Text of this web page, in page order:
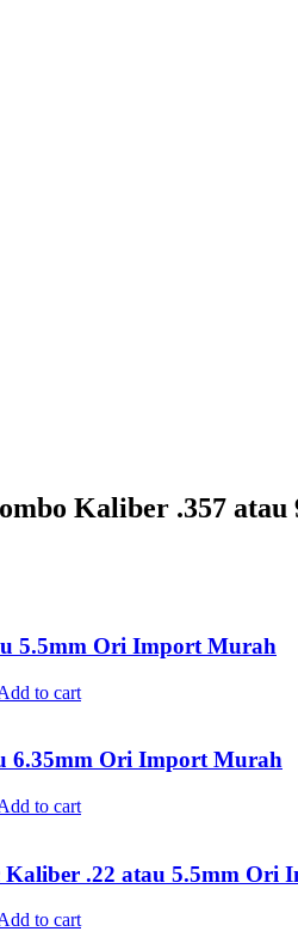
Kaliber .357
5.5mm Ori Import Murah
to cart
6.35mm Ori Import Murah
to cart
Kaliber .22 atau 5.5mm Ori
to cart